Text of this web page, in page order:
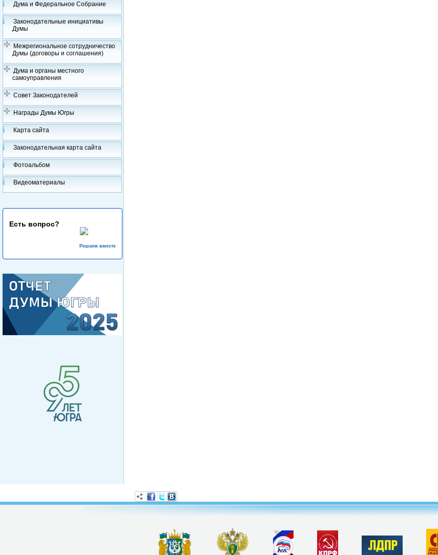
Дума и Федеральное Собрание
Законодательные инициативы
Думы
Межрегиональное сотрудничество
Думы (договоры и соглашения)
Дума и органы местного
самоуправления
Совет Законодателей
Награды Думы Югры
Карта сайта
Законодательная карта сайта
Фотоальбом
Видеоматериалы
Есть вопрос?
Решаем вместе